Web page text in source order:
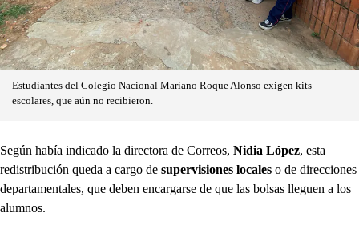
Estudiantes del Colegio Nacional Mariano Roque Alonso exigen kits
escolares, que aún no recibieron.
Según había indicado la directora de Correos, Nidia López, esta
redistribución queda a cargo de supervisiones locales o de direcciones
departamentales, que deben encargarse de que las bolsas lleguen a los
alumnos.